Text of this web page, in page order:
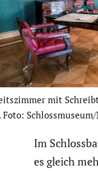
mit
Foto:
Im
es gleich